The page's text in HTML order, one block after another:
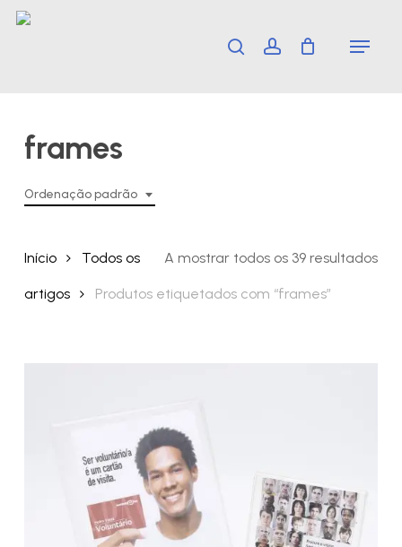
Skip
search account Menu
frames
Ordenação padrão
A mostrar todos os 39 resultados
Início Todos os
artigos Produtos etiquetados com “frames”